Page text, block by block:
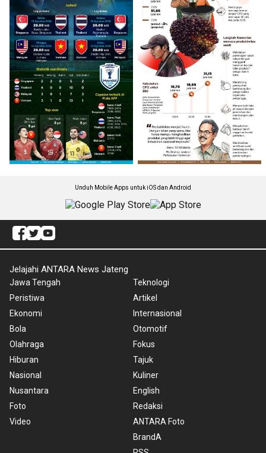
Unduh Mobile Apps untuk iOS dan Android
Jelajahi ANTARA News Jateng
Jawa Tengah
Peristiwa
Ekonomi
Bola
Olahraga
Hiburan
Nasional
Nusantara
Foto
Video
Teknologi
Artikel
Internasional
Otomotif
Fokus
Tajuk
Kuliner
English
Redaksi
ANTARA Foto
BrandA